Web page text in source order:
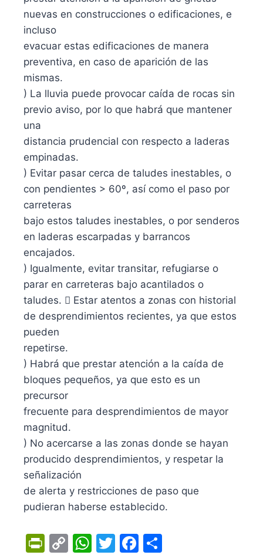
nuevas en construcciones o edificaciones, e
incluso
evacuar estas edificaciones de manera
preventiva, en caso de aparición de las
mismas.
) La lluvia puede provocar caída de rocas sin
previo aviso, por lo que habrá que mantener
una
distancia prudencial con respecto a laderas
empinadas.
) Evitar pasar cerca de taludes inestables, o
con pendientes > 60º, así como el paso por
carreteras
bajo estos taludes inestables, o por senderos
en laderas escarpadas y barrancos
encajados.
) Igualmente, evitar transitar, refugiarse o
parar en carreteras bajo acantilados o
taludes.  Estar atentos a zonas con historial
de desprendimientos recientes, ya que estos
pueden
repetirse.
) Habrá que prestar atención a la caída de
bloques pequeños, ya que esto es un
precursor
frecuente para desprendimientos de mayor
magnitud.
) No acercarse a las zonas donde se hayan
producido desprendimientos, y respetar la
señalización
de alerta y restricciones de paso que
pudieran haberse establecido.
Pr C
W T
F